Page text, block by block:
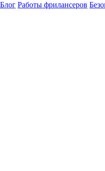
Блог Работы фрилансеров